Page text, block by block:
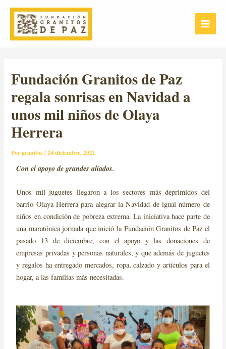
contenido
Main
Menu
Fundación Granitos de Paz
regala sonrisas en Navidad a
unos mil niños de Olaya
Herrera
Porgranitos/24 diciembre, 2021
Con el apoyo de grandes aliados.
Unos mil juguetes llegaron a los sectores más deprimidos del
barrio Olaya Herrera para alegrar la Navidad de igual número de
niños en condición de pobreza extrema. La iniciativa hace parte de
una maratónica jornada que inició la Fundación Granitos de Paz el
pasado 13 de diciembre, con el apoyo y las donaciones de
empresas privadas y personas naturales, y que además de juguetes
y regalos ha entregado mercados, ropa, calzado y artículos para el
hogar, a las familias más necesitadas.
Post
navigation